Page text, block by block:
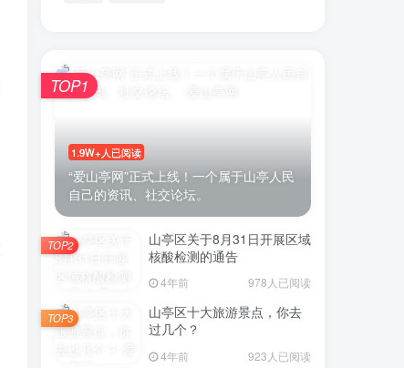
1.9W+人已阅读
“爱山亭网”正式上线！一个属于山亭人民
自己的资讯、社交论坛。
TOP1
山亭区关于8月31日开展区域
核酸检测的通告
4年前 978人已阅读
TOP2
山亭区十大旅游景点，你去
过几个？
4年前 923人已阅读
TOP3